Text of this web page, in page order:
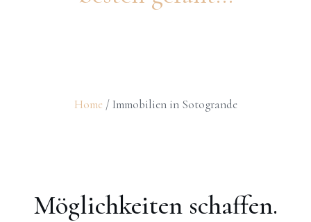
Home / Immobilien in Sotogrande
Möglichkeiten schaffen.